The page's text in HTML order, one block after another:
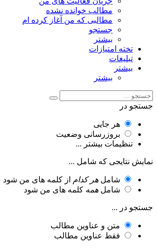
مطالب خوانده نشده
مطالبی که من آغاز کرده ام
جستجو
بیشتر
تخته امتیازات
تبلیغات
بیشتر
بیشتر
جستجو در
هر جایی
بروزرسانی وضعیت
تنظیمات بیشتر ...
نمایش نتایجی که شامل ...
شامل هر کدام از کلمه های من شود
شامل همه کلمه های من شود
جستجو در ...
متن و عناوین مطالب
فقط عناوین مطالب